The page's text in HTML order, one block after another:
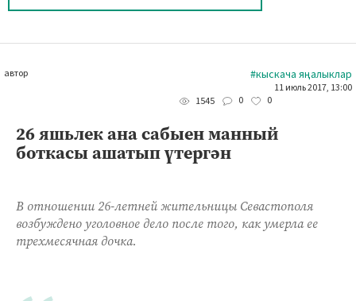
автор #кыскача яңалыклар
11 июль 2017, 13:00
1545
0 0
26 яшьлек ана сабыен манный
боткасы ашатып үтергән
В отношении 26-летней жительницы Севастополя
возбуждено уголовное дело после того, как умерла ее
трехмесячная дочка.